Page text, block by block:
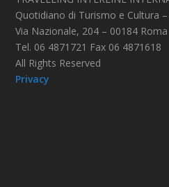
Quotidiano di Turismo e Cultura –
Via Nazionale, 204 – 00184 Roma
Tel. 06 4871721 Fax 06 4871618
All Rights Reserved
Privacy